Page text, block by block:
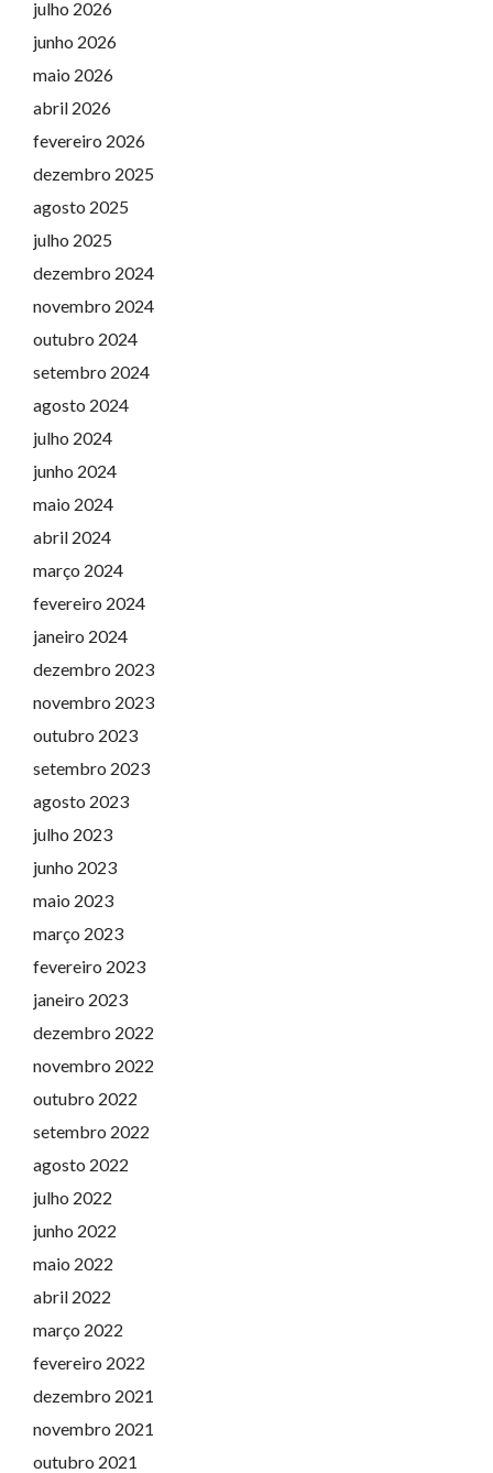
julho 2026
junho 2026
maio 2026
abril 2026
fevereiro 2026
dezembro 2025
agosto 2025
julho 2025
dezembro 2024
novembro 2024
outubro 2024
setembro 2024
agosto 2024
julho 2024
junho 2024
maio 2024
abril 2024
março 2024
fevereiro 2024
janeiro 2024
dezembro 2023
novembro 2023
outubro 2023
setembro 2023
agosto 2023
julho 2023
junho 2023
maio 2023
março 2023
fevereiro 2023
janeiro 2023
dezembro 2022
novembro 2022
outubro 2022
setembro 2022
agosto 2022
julho 2022
junho 2022
maio 2022
abril 2022
março 2022
fevereiro 2022
dezembro 2021
novembro 2021
outubro 2021